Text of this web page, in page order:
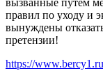
правил по уходу и
вынуждены
претензии!
https://www.bercy1.ru